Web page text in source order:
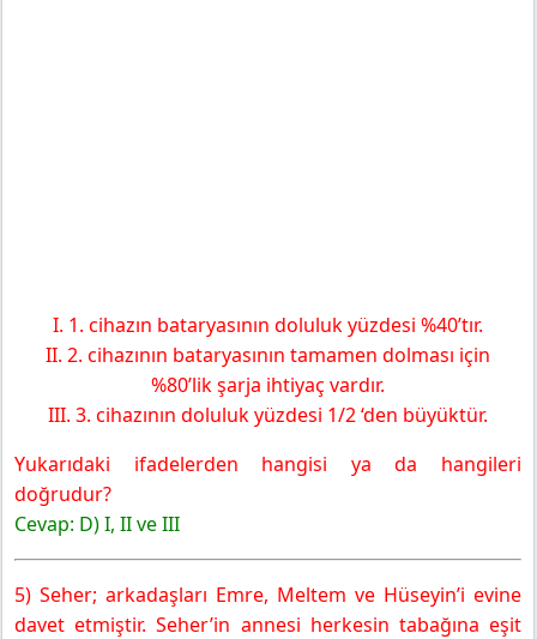
I. 1. cihazın bataryasının doluluk yüzdesi %40’tır.
II. 2. cihazının bataryasının tamamen dolması için
%80’lik şarja ihtiyaç vardır.
III. 3. cihazının doluluk yüzdesi 1/2 ‘den büyüktür.
Yukarıdaki ifadelerden hangisi ya da hangileri
doğrudur?
Cevap: D) I, II ve III
5) Seher; arkadaşları Emre, Meltem ve Hüseyin’i evine
davet etmiştir. Seher’in annesi herkesin tabağına eşit